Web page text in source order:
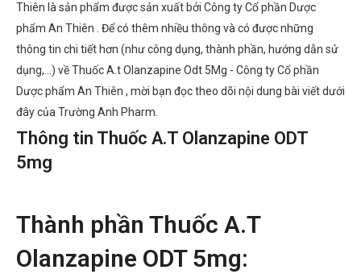
Thiên là sản phẩm được sản xuất bởi Công ty Cổ phần Dược
phẩm An Thiên . Để có thêm nhiều thông và có được những
thông tin chi tiết hơn (như công dụng, thành phần, hướng dẫn sử
dụng,...) về Thuốc A.t Olanzapine Odt 5Mg - Công ty Cổ phần
Dược phẩm An Thiên , mời bạn đọc theo dõi nội dung bài viết dưới
đây của Trường Anh Pharm.
Thông tin Thuốc A.T Olanzapine ODT
5mg
Thành phần Thuốc A.T
Olanzapine ODT 5mg: